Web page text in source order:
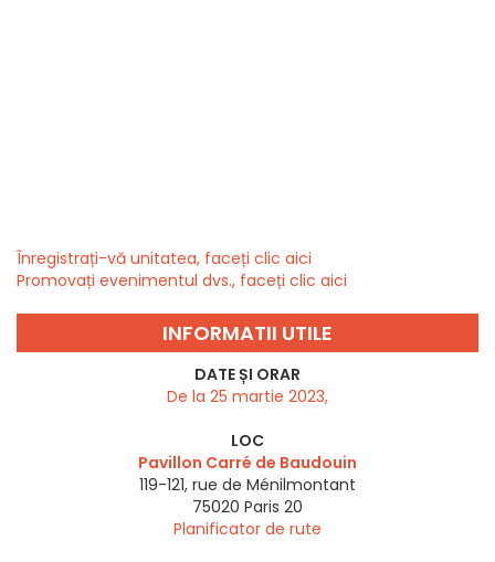
Înregistrați-vă unitatea, faceți clic aici
Promovați evenimentul dvs., faceți clic aici
INFORMATII UTILE
DATE ȘI ORAR
De la 25 martie 2023,
LOC
Pavillon Carré de Baudouin
119-121, rue de Ménilmontant
75020 Paris 20
Planificator de rute